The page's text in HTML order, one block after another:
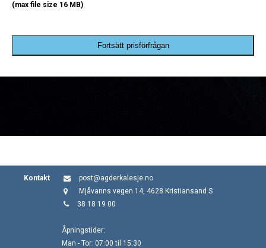
(max file size 16 MB)
Fortsätt prisförfrågan
Kontakt
post@agderkalesje.no
Mjåvanns vegen 14, 4628 Kristiansand S
38 18 19 00
Åpningstider:
Man - Tor: 07:00 til 15:30